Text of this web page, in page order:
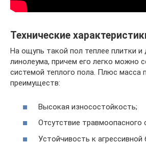
Технические
На ощупь такой пол теплее плитки и
линолеума, причем его легко можно
системой теплого пола. Плюс масса
преимуществ:
Высокая износостойкость;
Отсутствие травмоопасного
Устойчивость к